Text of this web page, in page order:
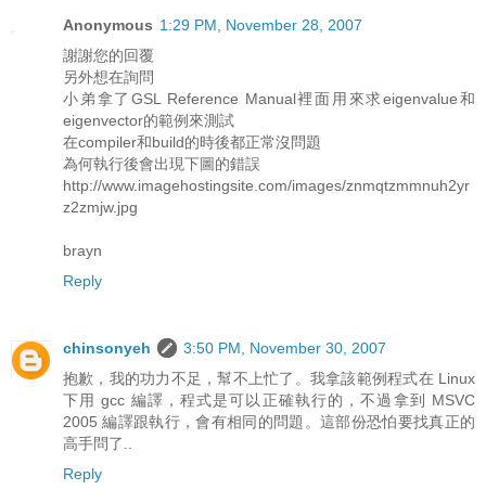
Anonymous 1:29 PM, November 28, 2007
謝謝您的回覆
另外想在詢問
小弟拿了GSL Reference Manual裡面用來求eigenvalue和
eigenvector的範例來測試
在compiler和build的時後都正常沒問題
為何執行後會出現下圖的錯誤
http://www.imagehostingsite.com/images/znmqtzmmnuh2yr
z2zmjw.jpg
brayn
Reply
chinsonyeh
3:50 PM, November 30, 2007
抱歉，我的功力不足，幫不上忙了。我拿該範例程式在 Linux
下用 gcc 編譯，程式是可以正確執行的，不過拿到 MSVC
2005 編譯跟執行，會有相同的問題。這部份恐怕要找真正的
高手問了..
Reply